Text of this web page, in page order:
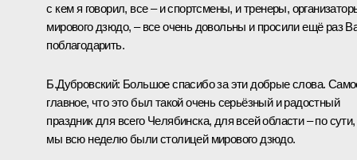
с кем я говорил, все – и спортсмены, и тренеры,
мирового дзюдо, – все очень довольны и просили ещё раз
поблагодарить.
Б.Дубровский: Большое спасибо за эти добрые слова.
главное, что это был такой очень серьёзный и радостный
праздник для всего Челябинска, для всей области – по сути,
мы всю неделю были столицей мирового дзюдо.